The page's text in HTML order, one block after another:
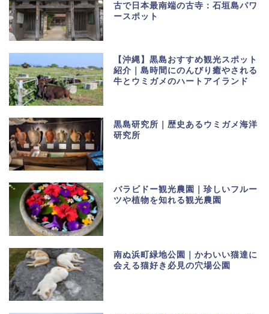
古で日本最南端の古寺：石垣島パワ
ースポット
【沖縄】黒島おすすめ観光スポット
紹介｜島時間にのんびり癒やされる
牛とウミガメのハートアイランド
黒島研究所｜歴史あるウミガメ海洋
研究所
バラビドー観光農園｜珍しいフルー
ツや植物を知れる観光農園
南ぬ浜町緑地公園｜かわいい猫達に
会える猫好き必見の穴場公園